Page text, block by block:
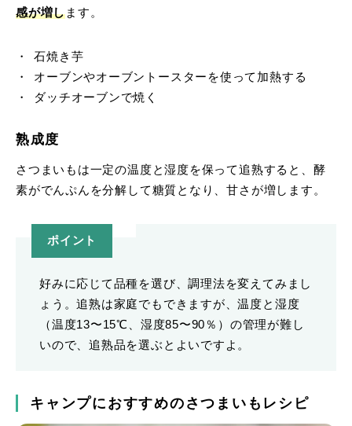
感が増します。
石焼き芋
オーブンやオーブントースターを使って加熱する
ダッチオーブンで焼く
熟成度
さつまいもは一定の温度と湿度を保って追熟すると、酵
素がでんぷんを分解して糖質となり、甘さが増します。
ポイント
好みに応じて品種を選び、調理法を変えてみまし
ょう。追熟は家庭でもできますが、温度と湿度
（温度13〜15℃、湿度85〜90％）の管理が難し
いので、追熟品を選ぶとよいですよ。
キャンプにおすすめのさつまいもレシピ